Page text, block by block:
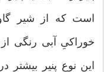
است که از شیر
خوراکیِ آبی رنگی
این نوع پنیر بیشتر